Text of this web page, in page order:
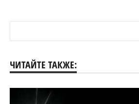
ЧИТАЙТЕ ТАКЖЕ: